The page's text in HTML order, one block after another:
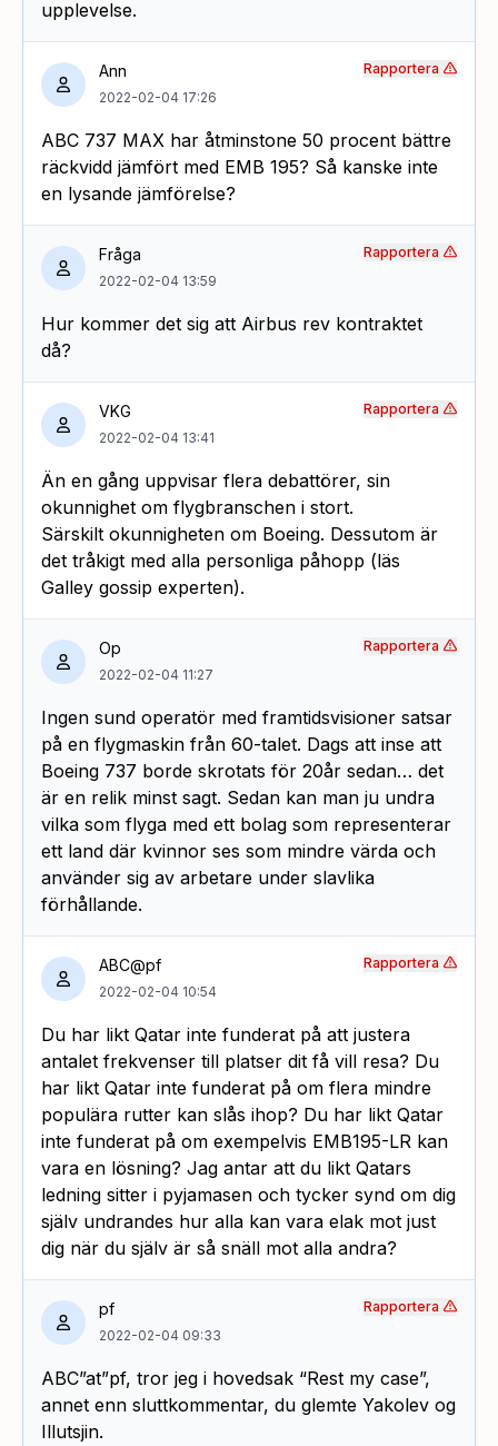
upplevelse.
Ann
2022-02-04 17:26
ABC 737 MAX har åtminstone 50 procent bättre
räckvidd jämfört med EMB 195? Så kanske inte
en lysande jämförelse?
Rapportera
Fråga
2022-02-04 13:59
Hur kommer det sig att Airbus rev kontraktet
då?
Rapportera
VKG
2022-02-04 13:41
Än en gång uppvisar flera debattörer, sin
okunnighet om flygbranschen i stort.
Särskilt okunnigheten om Boeing. Dessutom är
det tråkigt med alla personliga påhopp (läs
Galley gossip experten).
Rapportera
Op
2022-02-04 11:27
Ingen sund operatör med framtidsvisioner satsar
på en flygmaskin från 60-talet. Dags att inse att
Boeing 737 borde skrotats för 20år sedan… det
är en relik minst sagt. Sedan kan man ju undra
vilka som flyga med ett bolag som representerar
ett land där kvinnor ses som mindre värda och
använder sig av arbetare under slavlika
förhållande.
Rapportera
ABC@pf
2022-02-04 10:54
Du har likt Qatar inte funderat på att justera
antalet frekvenser till platser dit få vill resa? Du
har likt Qatar inte funderat på om flera mindre
populära rutter kan slås ihop? Du har likt Qatar
inte funderat på om exempelvis EMB195-LR kan
vara en lösning? Jag antar att du likt Qatars
ledning sitter i pyjamasen och tycker synd om dig
själv undrandes hur alla kan vara elak mot just
dig när du själv är så snäll mot alla andra?
Rapportera
pf
2022-02-04 09:33
ABC”at”pf, tror jeg i hovedsak “Rest my case”,
annet enn sluttkommentar, du glemte Yakolev og
Illutsjin.
Rapportera